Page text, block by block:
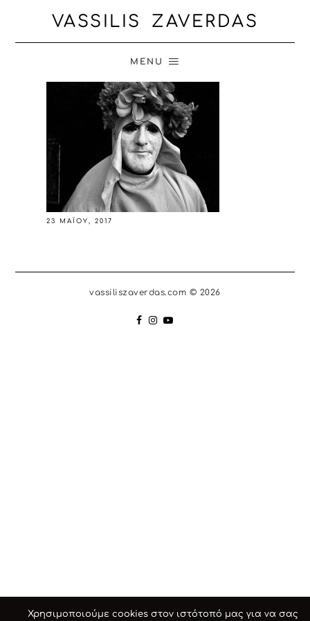
VASSILIS ZAVERDAS
MENU
23 ΜΑΪ́ΟΥ, 2017
vassiliszaverdas.com © 2026
Χρησιμοποιούμε cookies στον ιστότοπό μας για να σας